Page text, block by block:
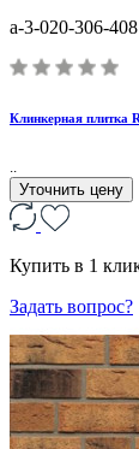
a-3-020-306-408
Клинкерная плитка
..
Уточнить цену
Купить в 1
Задать вопрос?